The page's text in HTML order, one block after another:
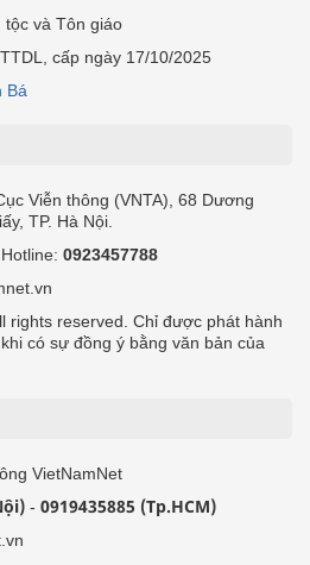
tộc và Tôn giáo
cấp ngày 17/10/2025
Bá
Viễn thông (VNTA), 68 Dương
TP. Hà Nội.
0923457788
rights reserved. Chỉ được phát hành
có sự đồng ý bằng văn bản của
VietNamNet
- 0919435885 (Tp.HCM)